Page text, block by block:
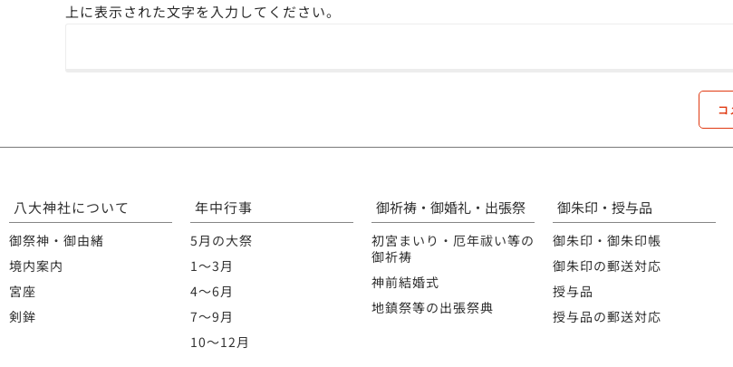
上に表示された文字を入力してください。
八大神社について
御祭神・御由緒
境内案内
宮座
剣鉾
年中行事
5月の大祭
1〜3月
4〜6月
7〜9月
10〜12月
御祈祷・御婚礼・出張祭
初宮まいり・厄年祓い等の
御祈祷
神前結婚式
地鎮祭等の出張祭典
御朱印・授与品
御朱印・御朱印帳
御朱印の郵送対応
授与品
授与品の郵送対応